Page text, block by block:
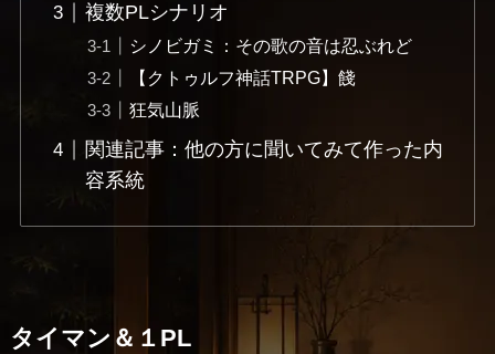
複数PLシナリオ
シノビガミ：その歌の音は忍ぶれど
【クトゥルフ神話TRPG】餞
狂気山脈
関連記事：他の方に聞いてみて作った内
容系統
タイマン＆１PL